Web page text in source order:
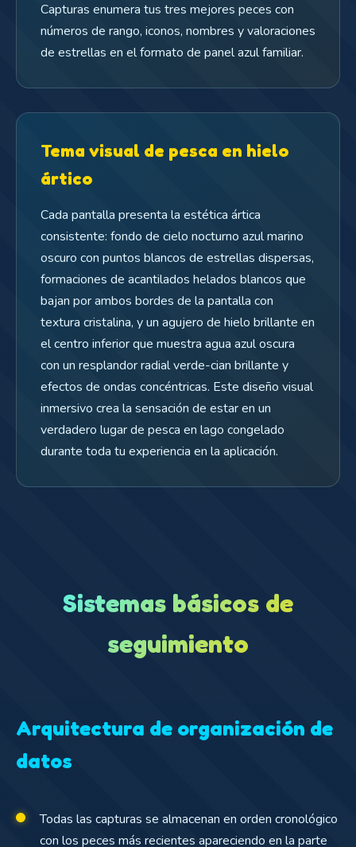
Capturas enumera tus tres mejores peces con
números de rango, iconos, nombres y valoraciones
de estrellas en el formato de panel azul familiar.
Tema visual de pesca en hielo
ártico
Cada pantalla presenta la estética ártica
consistente: fondo de cielo nocturno azul marino
oscuro con puntos blancos de estrellas dispersas,
formaciones de acantilados helados blancos que
bajan por ambos bordes de la pantalla con
textura cristalina, y un agujero de hielo brillante en
el centro inferior que muestra agua azul oscura
con un resplandor radial verde-cian brillante y
efectos de ondas concéntricas. Este diseño visual
inmersivo crea la sensación de estar en un
verdadero lugar de pesca en lago congelado
durante toda tu experiencia en la aplicación.
Sistemas básicos de
seguimiento
Arquitectura de organización de
datos
Todas las capturas se almacenan en orden cronológico
con los peces más recientes apareciendo en la parte